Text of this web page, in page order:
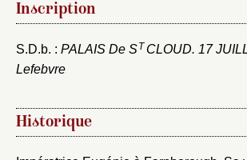
Inscription
S.D.b. : PALAIS De ST CLOUD. 17
Lefebvre
Historique